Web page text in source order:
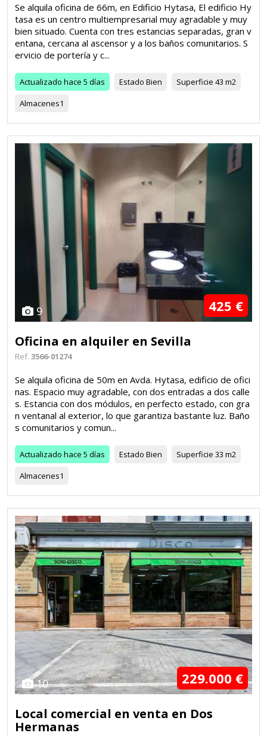
Se alquila oficina de 66m, en Edificio Hytasa, El edificio Hy
tasa es un centro multiempresarial muy agradable y muy
bien situado. Cuenta con tres estancias separadas, gran v
entana, cercana al ascensor y a los baños comunitarios. S
ervicio de portería y c...
Actualizado hace 5 días Estado Bien Superficie 43 m2
Almacenes1
9 425 €
Oficina en alquiler en Sevilla
Ref. 3566-01274
Se alquila oficina de 50m en Avda. Hytasa, edificio de ofici
nas. Espacio muy agradable, con dos entradas a dos calle
s. Estancia con dos módulos, en perfecto estado, con gra
n ventanal al exterior, lo que garantiza bastante luz. Baño
s comunitarios y comun...
Actualizado hace 5 días Estado Bien Superficie 33 m2
Almacenes1
10 229.000 €
Local comercial en venta en Dos
Hermanas